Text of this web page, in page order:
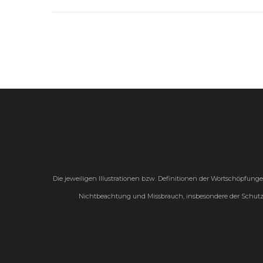
Die jeweiligen Illustrationen bzw. Definitionen der
Nichtbeachtung und Missbrauch, insbesondere der